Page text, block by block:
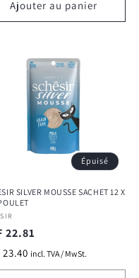
Ajouter au panier
Épuisé
SILVER MOUSSE SACHET 12 X
:
22.81
23.40 incl. TVA / MwSt.